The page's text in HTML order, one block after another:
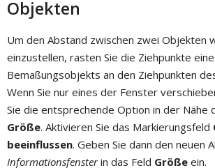
Objekten
Um den Abstand zwischen zwei Objekten
einzustellen, rasten Sie die Ziehpunkte
Bemaßungsobjekts an den Ziehpunkten
Wenn Sie nur eines der Fenster
Sie die entsprechende Option in der Nähe
Größe. Aktivieren Sie das Markierungsfeld
beeinflussen. Geben Sie dann den neuen
Informationsfensterin das Feld Größe ein.